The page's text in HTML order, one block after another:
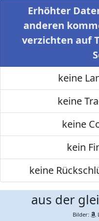
Erhöhter
anderen
verzichten auf
keine
keine
keine
kein
keine
aus der
Bilder: